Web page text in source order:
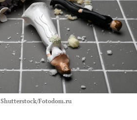
Shutterstock/Fotodom.ru